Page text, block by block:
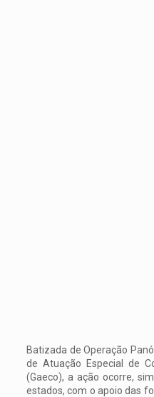
Batizada de Operação
de Atuação Especial de
(Gaeco), a ação ocorre,
estados, com o apoio das